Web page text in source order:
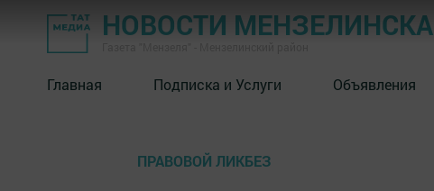
НОВОСТИ МЕНЗЕЛИНСКА
Главная Подписка и Услуги Объявления
ПРАВОВОЙ ЛИКБЕЗ